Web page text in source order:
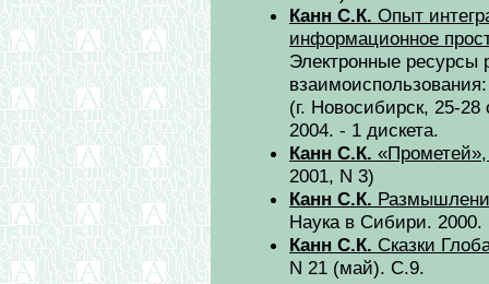
Канн С.К. Опыт
информационное
Электронные ресурсы
(г. Новосибирск, 25-28
2004. - 1 дискета.
Канн С.К.
2001, N 3)
Канн С.К.
Наука в Сибири.
Канн С.К. Сказки
N 21 (май). С.9.